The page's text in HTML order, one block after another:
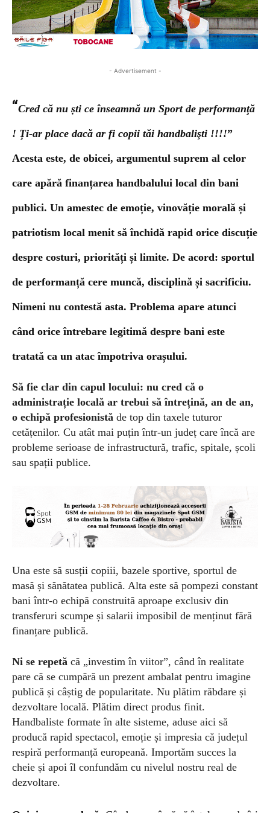
- Advertisement -
“Cred că nu ṣti ce înseamnă un Sport de performanţă
! Ți-ar place dacă ar fi copii tăi handbalişti !!!!”
Acesta este, de obicei, argumentul suprem al celor
care apără finanțarea handbalului local din bani
publici. Un amestec de emoție, vinovăție morală și
patriotism local menit să închidă rapid orice discuție
despre costuri, priorități și limite. De acord: sportul
de performanță cere muncă, disciplină și sacrificiu.
Nimeni nu contestă asta. Problema apare atunci
când orice întrebare legitimă despre bani este
tratată ca un atac împotriva orașului.
Să fie clar din capul locului: nu cred că o
administrație locală ar trebui să întrețină, an de an,
o echipă profesionistă de top din taxele tuturor
cetățenilor. Cu atât mai puțin într-un județ care încă are
probleme serioase de infrastructură, trafic, spitale, școli
sau spații publice.
Una este să susții copiii, bazele sportive, sportul de
masă și sănătatea publică. Alta este să pompezi constant
bani într-o echipă construită aproape exclusiv din
transferuri scumpe și salarii imposibil de menținut fără
finanțare publică.
Ni se repetă că „investim în viitor”, când în realitate
pare că se cumpără un prezent ambalat pentru imagine
publică și câștig de popularitate. Nu plătim răbdare și
dezvoltare locală. Plătim direct produs finit.
Handbaliste formate în alte sisteme, aduse aici să
producă rapid spectacol, emoție și impresia că județul
respiră performanță europeană. Importăm succes la
cheie și apoi îl confundăm cu nivelul nostru real de
dezvoltare.